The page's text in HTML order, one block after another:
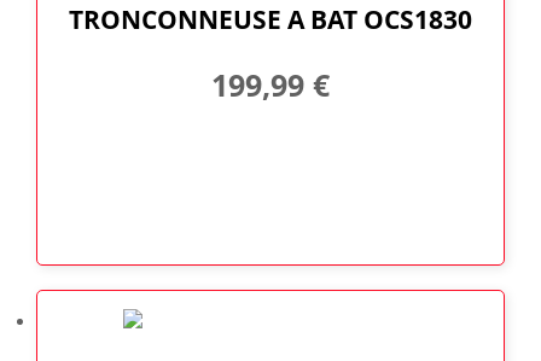
TRONCONNEUSE A BAT OCS1830
199,99 €